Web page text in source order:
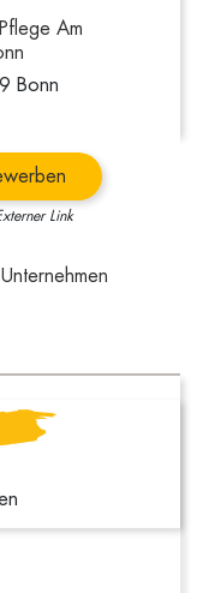
Am
Bonn
Link
Unternehmen